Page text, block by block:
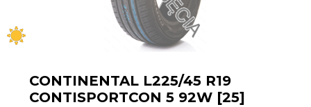
CONTINENTAL L225/45 R19
CONTISPORTCON 5 92W [25]